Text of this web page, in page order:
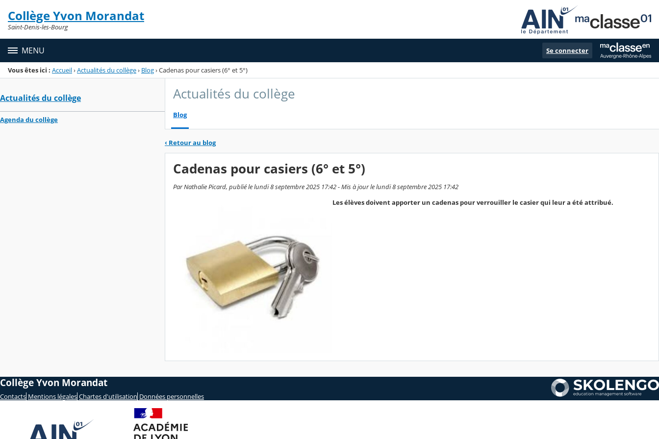
Menu de la rubrique
Contenu
Collège Yvon Morandat
Saint-Denis-les-Bourg
MENU Se connecter
Vous êtes ici : Accueil›Actualités du collège› Blog›Cadenas pour casiers (6° et 5°)
Actualités du collège
Agenda du collège
Actualités du collège
Blog
‹ Retour au blog
Cadenas pour casiers (6° et 5°)
Par Nathalie Picard, publié le lundi 8 septembre 2025 17:42 - Mis à jour le lundi 8 septembre 2025 17:42
Les élèves doivent apporter un cadenas pour verrouiller le casier qui leur a été attribué.
Collège Yvon Morandat
Contacts Mentions légales Chartes d'utilisation Données personnelles